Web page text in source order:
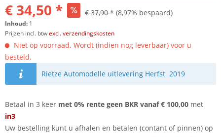
€ 34,50 * € 37,90 * (8,97% bespaard)
Inhoud: 1
Prijzen incl. btwexcl. verzendingskosten
Niet op voorraad. Wordt (indien nog leverbaar) voor u
besteld.
Rietze Automodelle uitlevering Herfst 2019
Betaal in 3 keer met 0% rente geen BKR vanaf € 100,00 met
in3
Uw bestelling kunt u afhalen en betalen (contant of pinnen) op